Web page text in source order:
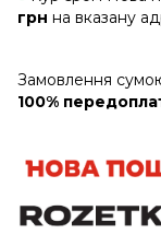
грн на вказану
Замовлення
100%